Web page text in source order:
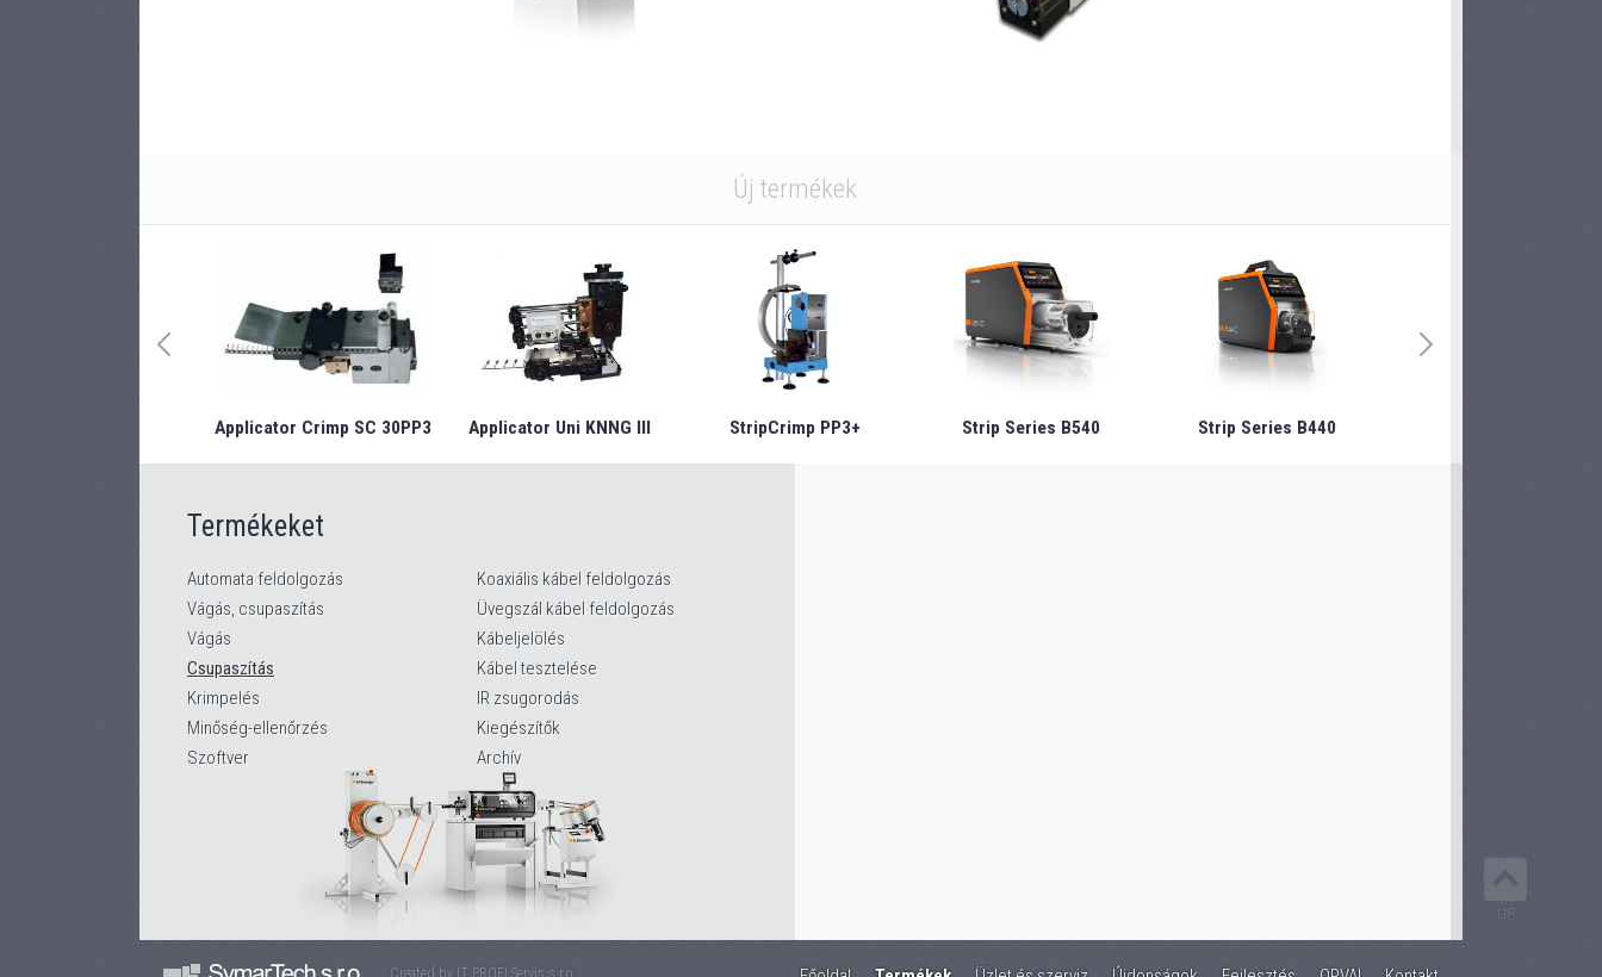
Új termékek
Applicator Crimp SC 30PP3 Applicator Uni KNNG III StripCrimp PP3+ Strip Series B540 Strip Series B440
Termékeket
Automata feldolgozás
Vágás, csupaszítás
Vágás
Csupaszítás
Krimpelés
Minőség-ellenőrzés
Szoftver
Koaxiális kábel feldolgozás
Üvegszál kábel feldolgozás
Kábeljelölés
Kábel tesztelése
IR zsugorodás
Kiegészítők
Archív
UP
Created by IT PROFI Servis s.r.o.